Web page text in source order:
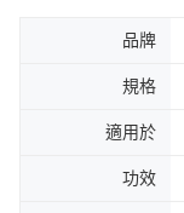
品牌
規格
適用於
功效